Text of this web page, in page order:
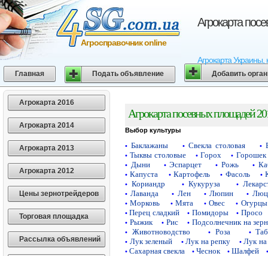
Агрокарта
Агрокарта
Агросправочник online
Главная Подать объявление Добавить
Агрокарта 2016
Агрокарта 2014
Агрокарта 2013
Агрокарта 2012
Цены зернотрейдеров
Торговая площадка
Рассылка объявлений
Агрокарта посевных площадей
Выбор культуры
• Баклажаны • Свекла столовая •
• Тыквы столовые • Горох • Горошек
• Дыни • Эспарцет • Рожь •
• Капуста • Картофель • Фасоль •
• Кориандр • Кукуруза •
• Лаванда • Лен • Люпин •
• Морковь • Мята • Овес • Огурцы
• Перец сладкий • Помидоры • Просо
• Рыжик • Рис • Подсолнечник на
• Животноводство • Роза •
• Лук зеленый • Лук на репку • Лук на
• Сахарная свекла • Чеснок • Шалфей •